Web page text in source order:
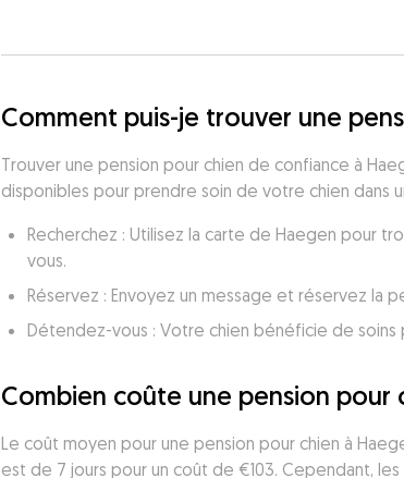
Comment puis-je trouver une
Trouver une pension pour chien de confiance à
disponibles pour prendre soin de votre chien dans
Recherchez : Utilisez la carte de Haegen pour
vous.
Réservez : Envoyez un message et réservez la
Détendez-vous : Votre chien bénéficie de
Combien coûte une pension pour
Le coût moyen pour une pension pour chien à
est de 7 jours pour un coût de €103. Cependant,